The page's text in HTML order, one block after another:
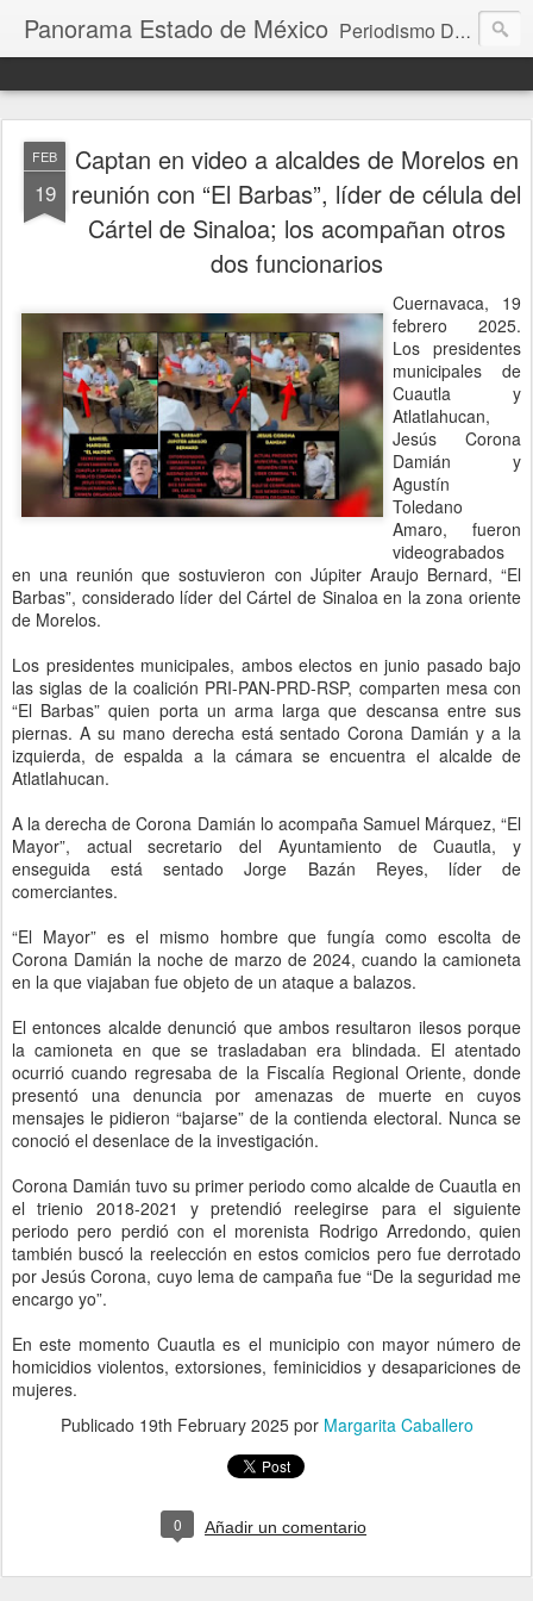
Panorama Estado de México Periodismo Digital
FEB
19
Captan en video a alcaldes de Morelos en
reunión con “El Barbas”, líder de célula del
Cártel de Sinaloa; los acompañan otros
dos funcionarios
Cuernavaca, 19
febrero 2025.
Los presidentes
municipales de
Cuautla y
Atlatlahucan,
Jesús Corona
Damián y
Agustín
Toledano
Amaro, fueron
videograbados
en una reunión que sostuvieron con Júpiter Araujo Bernard, “El
Barbas”, considerado líder del Cártel de Sinaloa en la zona oriente
de Morelos.
Los presidentes municipales, ambos electos en junio pasado bajo
las siglas de la coalición PRI-PAN-PRD-RSP, comparten mesa con
“El Barbas” quien porta un arma larga que descansa entre sus
piernas. A su mano derecha está sentado Corona Damián y a la
izquierda, de espalda a la cámara se encuentra el alcalde de
Atlatlahucan.
A la derecha de Corona Damián lo acompaña Samuel Márquez, “El
Mayor”, actual secretario del Ayuntamiento de Cuautla, y
enseguida está sentado Jorge Bazán Reyes, líder de
comerciantes.
“El Mayor” es el mismo hombre que fungía como escolta de
Corona Damián la noche de marzo de 2024, cuando la camioneta
en la que viajaban fue objeto de un ataque a balazos.
El entonces alcalde denunció que ambos resultaron ilesos porque
la camioneta en que se trasladaban era blindada. El atentado
ocurrió cuando regresaba de la Fiscalía Regional Oriente, donde
presentó una denuncia por amenazas de muerte en cuyos
mensajes le pidieron “bajarse” de la contienda electoral. Nunca se
conoció el desenlace de la investigación.
Corona Damián tuvo su primer periodo como alcalde de Cuautla en
el trienio 2018-2021 y pretendió reelegirse para el siguiente
periodo pero perdió con el morenista Rodrigo Arredondo, quien
también buscó la reelección en estos comicios pero fue derrotado
por Jesús Corona, cuyo lema de campaña fue “De la seguridad me
encargo yo”.
En este momento Cuautla es el municipio con mayor número de
homicidios violentos, extorsiones, feminicidios y desapariciones de
mujeres.
Publicado 19th February 2025por Margarita Caballero
0 Añadir un comentario